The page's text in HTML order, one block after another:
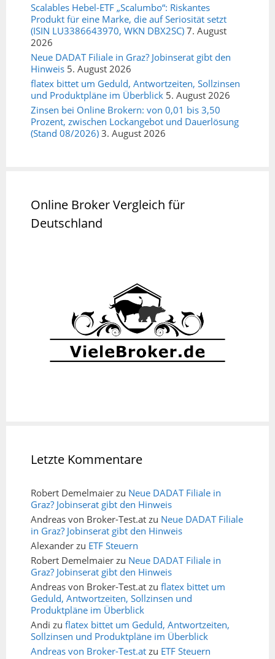
Scalables Hebel-ETF „Scalumbo“: Riskantes
Produkt für eine Marke, die auf Seriosität setzt
(ISIN LU3386643970, WKN DBX2SC) 7. August
2026
Neue DADAT Filiale in Graz? Jobinserat gibt den
Hinweis 5. August 2026
flatex bittet um Geduld, Antwortzeiten, Sollzinsen
und Produktpläne im Überblick 5. August 2026
Zinsen bei Online Brokern: von 0,01 bis 3,50
Prozent, zwischen Lockangebot und Dauerlösung
(Stand 08/2026) 3. August 2026
Online Broker Vergleich für
Deutschland
Letzte Kommentare
Robert Demelmaier zu Neue DADAT Filiale in
Graz? Jobinserat gibt den Hinweis
Andreas von Broker-Test.at zu Neue DADAT Filiale
in Graz? Jobinserat gibt den Hinweis
Alexander zu ETF Steuern
Robert Demelmaier zu Neue DADAT Filiale in
Graz? Jobinserat gibt den Hinweis
Andreas von Broker-Test.at zu flatex bittet um
Geduld, Antwortzeiten, Sollzinsen und
Produktpläne im Überblick
Andi zu flatex bittet um Geduld, Antwortzeiten,
Sollzinsen und Produktpläne im Überblick
Andreas von Broker-Test.at zu ETF Steuern